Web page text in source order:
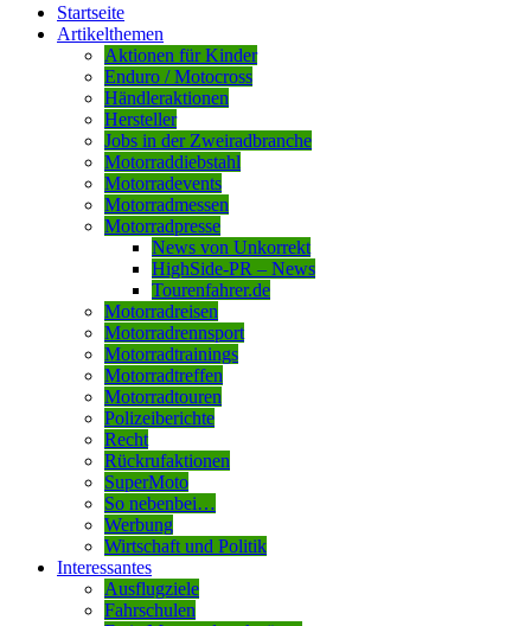
Startseite
Artikelthemen
Aktionen für Kinder
Enduro / Motocross
Händleraktionen
Hersteller
Jobs in der Zweiradbranche
Motorraddiebstahl
Motorradevents
Motorradmessen
Motorradpresse
News von Unkorrekt
HighSide-PR – News
Tourenfahrer.de
Motorradreisen
Motorradrennsport
Motorradtrainings
Motorradtreffen
Motorradtouren
Polizeiberichte
Recht
Rückrufaktionen
SuperMoto
So nebenbei…
Werbung
Wirtschaft und Politik
Interessantes
Ausflugziele
Fahrschulen